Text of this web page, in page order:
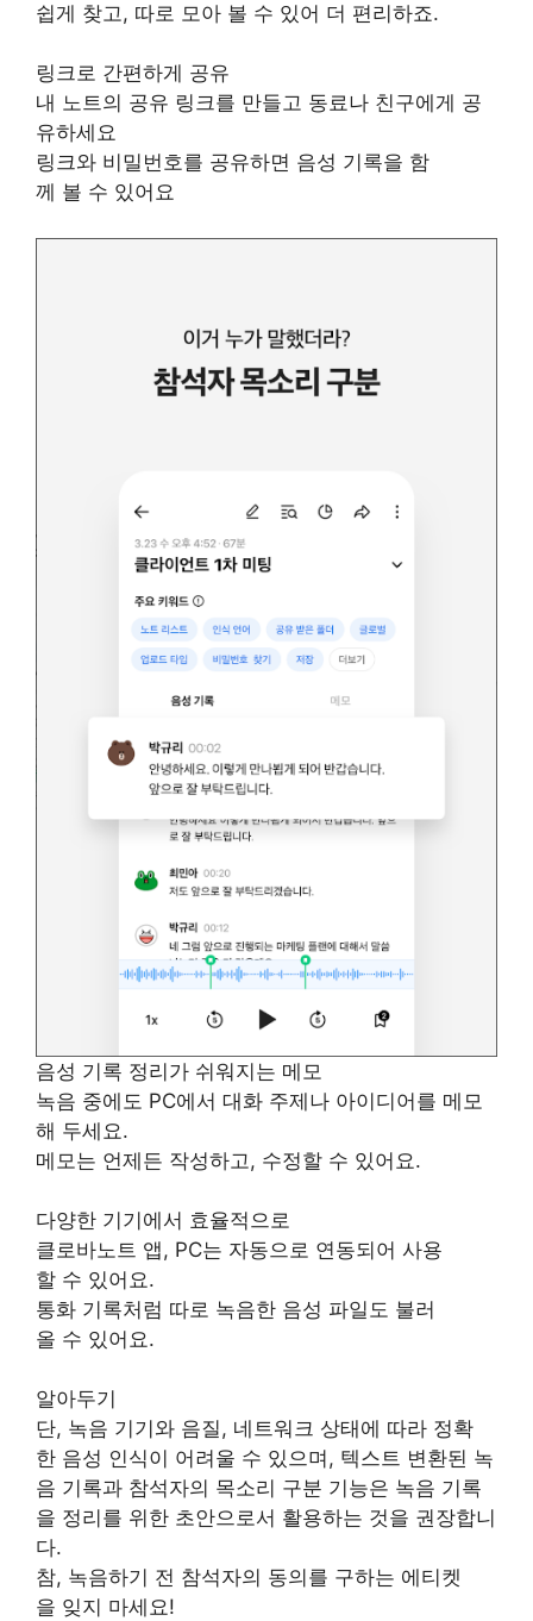
쉽게 찾고, 따로 모아 볼 수 있어 더 편리하죠.
링크로 간편하게 공유
내 노트의 공유 링크를 만들고 동료나 친구에게 공
유하세요
링크와 비밀번호를 공유하면 음성 기록을 함
께 볼 수 있어요
음성 기록 정리가 쉬워지는 메모
녹음 중에도 PC에서 대화 주제나 아이디어를 메모
해 두세요.
메모는 언제든 작성하고, 수정할 수 있어요.
다양한 기기에서 효율적으로
클로바노트 앱, PC는 자동으로 연동되어 사용
할 수 있어요.
통화 기록처럼 따로 녹음한 음성 파일도 불러
올 수 있어요.
알아두기
단, 녹음 기기와 음질, 네트워크 상태에 따라 정확
한 음성 인식이 어려울 수 있으며, 텍스트 변환된 녹
음 기록과 참석자의 목소리 구분 기능은 녹음 기록
을 정리를 위한 초안으로서 활용하는 것을 권장합니
다.
참, 녹음하기 전 참석자의 동의를 구하는 에티켓
을 잊지 마세요!